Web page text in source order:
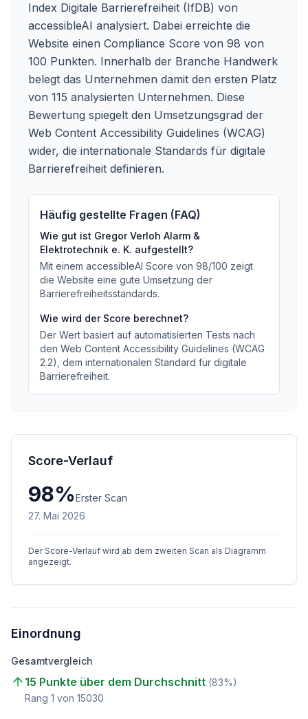
Index Digitale Barrierefreiheit (IfDB) von
accessibleAI analysiert. Dabei erreichte die
Website einen Compliance Score von 98 von
100 Punkten. Innerhalb der Branche Handwerk
belegt das Unternehmen damit den ersten Platz
von 115 analysierten Unternehmen. Diese
Bewertung spiegelt den Umsetzungsgrad der
Web Content Accessibility Guidelines (WCAG)
wider, die internationale Standards für digitale
Barrierefreiheit definieren.
Häufig gestellte Fragen (FAQ)
Wie gut ist Gregor Verloh Alarm &
Elektrotechnik e. K. aufgestellt?
Mit einem accessibleAI Score von 98/100 zeigt
die Website eine gute Umsetzung der
Barrierefreiheitsstandards.
Wie wird der Score berechnet?
Der Wert basiert auf automatisierten Tests nach
den Web Content Accessibility Guidelines (WCAG
2.2), dem internationalen Standard für digitale
Barrierefreiheit.
Score-Verlauf
98%Erster Scan
27. Mai 2026
Der Score-Verlauf wird ab dem zweiten Scan als Diagramm
angezeigt.
Einordnung
Gesamtvergleich
15 Punkte über dem Durchschnitt (83%)
Rang 1 von 15030